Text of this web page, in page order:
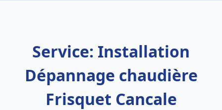
Service: Installation
Dépannage chaudière
Frisquet Cancale